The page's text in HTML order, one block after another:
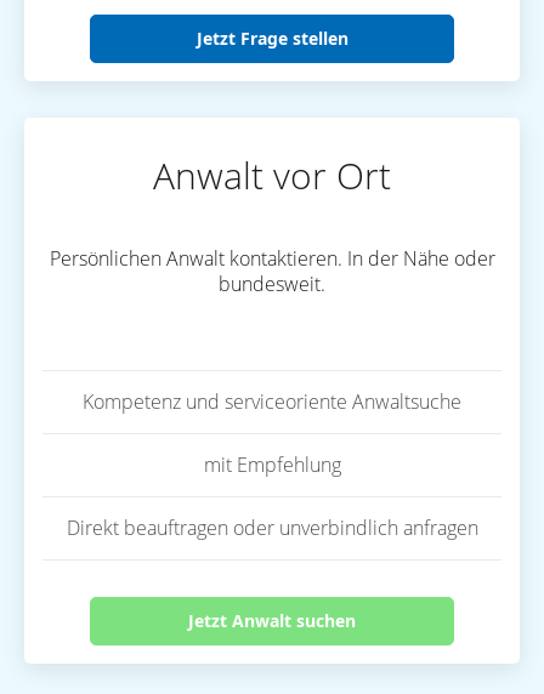
Jetzt Frage stellen
Anwalt vor Ort
Persönlichen Anwalt kontaktieren. In der Nähe oder
bundesweit.
Kompetenz und serviceoriente Anwaltsuche
mit Empfehlung
Direkt beauftragen oder unverbindlich anfragen
Jetzt Anwalt suchen